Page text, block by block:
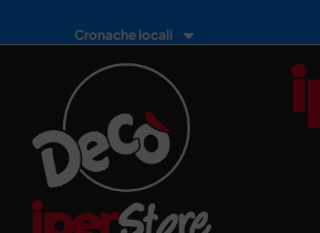
Cronache locali